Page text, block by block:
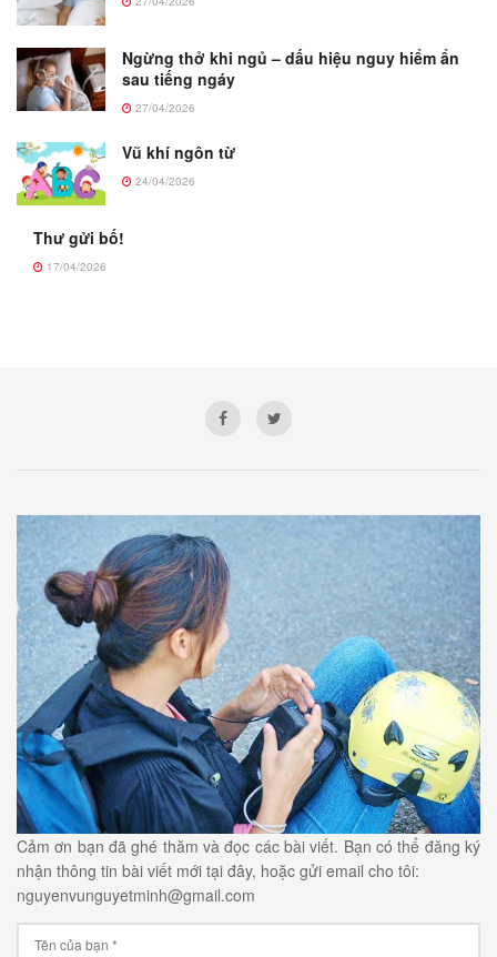
Ngừng thở khi ngủ – dấu hiệu nguy hiểm ẩn
sau tiếng ngáy
27/04/2026
Vũ khí ngôn từ
24/04/2026
Thư gửi bố!
17/04/2026
Cảm ơn bạn đã ghé thăm và đọc các bài viết. Bạn có thể đăng ký
nhận thông tin bài viết mới tại đây, hoặc gửi email cho tôi:
nguyenvunguyetminh@gmail.com